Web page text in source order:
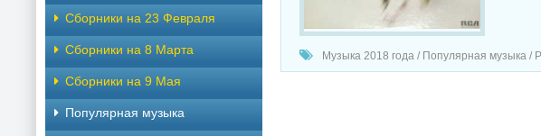
Музыка 2018 года / Популярная музыка /
Сборники на 23 Февраля
Сборники на 8 Марта
Сборники на 9 Мая
Популярная музыка